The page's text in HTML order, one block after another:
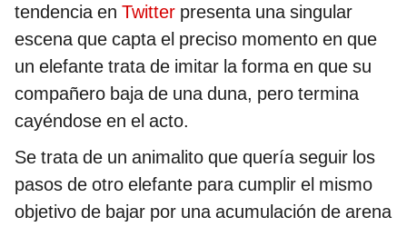
tendencia en Twitter presenta una singular
escena que capta el preciso momento en que
un elefante trata de imitar la forma en que su
compañero baja de una duna, pero termina
cayéndose en el acto.
Se trata de un animalito que quería seguir los
pasos de otro elefante para cumplir el mismo
objetivo de bajar por una acumulación de arena